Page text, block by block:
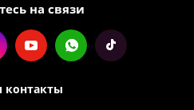
на связи